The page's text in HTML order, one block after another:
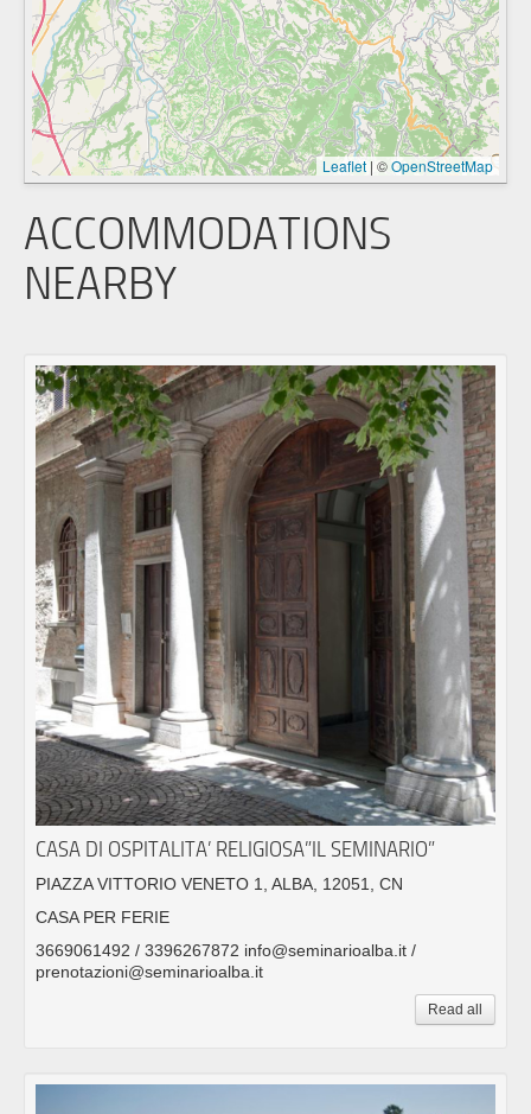
Leaflet | ©OpenStreetMap
ACCOMMODATIONS
NEARBY
CASA DI OSPITALITA’ RELIGIOSA”IL SEMINARIO”
PIAZZA VITTORIO VENETO 1, ALBA, 12051, CN
CASA PER FERIE
3669061492 / 3396267872 info@seminarioalba.it /
prenotazioni@seminarioalba.it
Read all